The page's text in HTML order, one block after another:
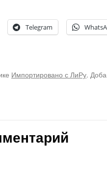
Telegram
Импортировано с ЛиРу.